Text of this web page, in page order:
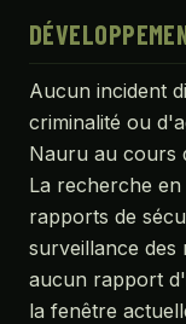
Aucun incident
criminalité ou
Nauru au cours
La recherche
rapports de
surveillance des
aucun rapport
la fenêtre